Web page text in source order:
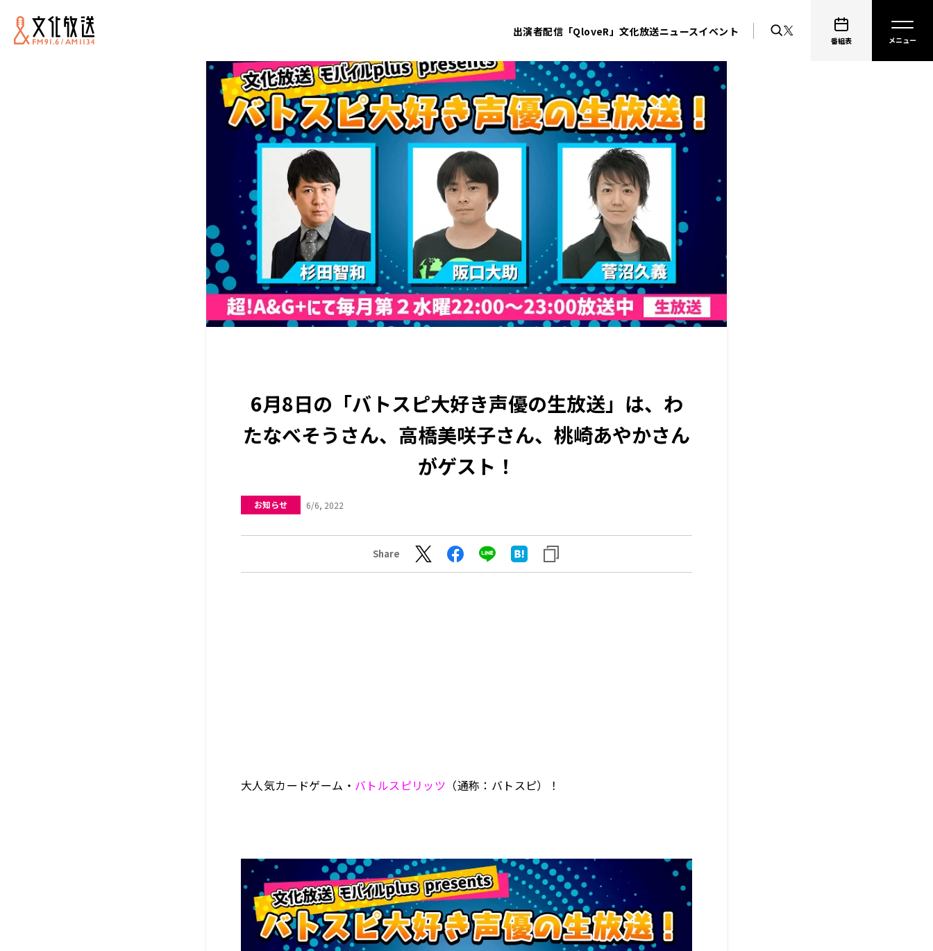
出演者配信「QloveR」文化放送ニュースイベント
番組表
6月8日の「バトスピ大好き声優の生放送」は、わ
たなべそうさん、高橋美咲子さん、桃崎あやかさん
がゲスト！
お知らせ 6/6, 2022
Share
大人気カードゲーム・ バトルスピリッツ （通称：バトスピ）！